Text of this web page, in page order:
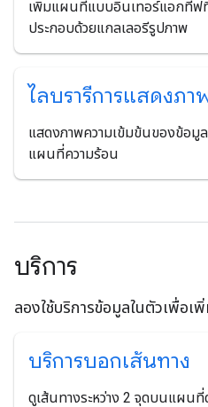
เพิ่มแผนที่แบบอินเทอร์แอกทีฟ
ประกอบด้วยแกลเลอรีรูปภาพ
ไลบรารีการแสดงภา
แสดงภาพความเข้มข้นของข้อมู
แผนที่ความร้อน
บริการ
ลองใช้บริการข้อมูลในตัวเพื่อเ
บริการบอกเส้นทาง
ดูเส้นทางระหว่าง 2 จุดบนแผน